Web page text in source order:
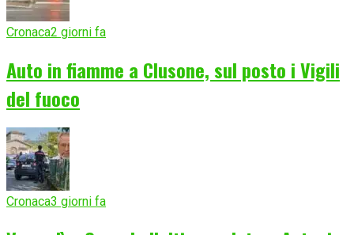
Cronaca2 giorni fa
Auto in fiamme a Clusone, sul posto i Vigili
del fuoco
Cronaca3 giorni fa